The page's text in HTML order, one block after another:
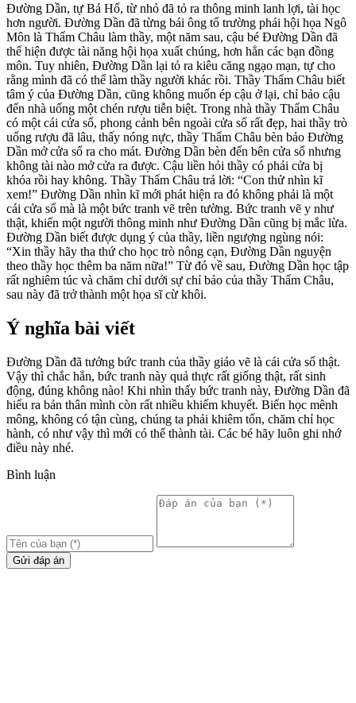
Đường Dần, tự Bá Hổ, từ nhỏ đã tỏ ra thông minh lanh lợi, tài học
hơn người. Đường Dần đã từng bái ông tổ trường phái hội họa Ngô
Môn là Thẩm Châu làm thầy, một năm sau, cậu bé Đường Dần đã
thể hiện được tài năng hội họa xuất chúng, hơn hẳn các bạn đồng
môn. Tuy nhiên, Đường Dần lại tỏ ra kiêu căng ngạo mạn, tự cho
rằng mình đã có thể làm thầy người khác rồi. Thầy Thẩm Châu biết
tâm ý của Đường Dần, cũng không muốn ép cậu ở lại, chỉ bảo cậu
đến nhà uống một chén rượu tiễn biệt. Trong nhà thầy Thẩm Châu
có một cái cửa sổ, phong cảnh bên ngoài cửa sổ rất đẹp, hai thầy trò
uống rượu đã lâu, thấy nóng nực, thầy Thẩm Châu bèn bảo Đường
Dần mở cửa sổ ra cho mát. Đường Dần bèn đến bên cửa sổ nhưng
không tài nào mở cửa ra được. Cậu liền hỏi thầy có phải cửa bị
khóa rồi hay không. Thầy Thẩm Châu trả lời: “Con thử nhìn kĩ
xem!” Đường Dần nhìn kĩ mới phát hiện ra đó không phải là một
cái cửa sổ mà là một bức tranh vẽ trên tường. Bức tranh vẽ y như
thật, khiến một người thông minh như Đường Dần cũng bị mắc lừa.
Đường Dần biết được dụng ý của thầy, liền ngượng ngùng nói:
“Xin thầy hãy tha thứ cho học trò nông cạn, Đường Dần nguyện
theo thầy học thêm ba năm nữa!” Từ đó về sau, Đường Dần học tập
rất nghiêm túc và chăm chỉ dưới sự chỉ bảo của thầy Thẩm Châu,
sau này đã trở thành một họa sĩ cừ khôi.
Ý nghĩa bài viết
Đường Dần đã tưởng bức tranh của thầy giáo vẽ là cái cửa sổ thật.
Vậy thì chắc hẳn, bức tranh này quả thực rất giống thật, rất sinh
động, đúng không nào! Khi nhìn thấy bức tranh này, Đường Dần đã
hiểu ra bản thân mình còn rất nhiều khiếm khuyết. Biển học mênh
mông, không có tận cùng, chúng ta phải khiêm tốn, chăm chỉ học
hành, có như vậy thì mới có thể thành tài. Các bé hãy luôn ghi nhớ
điều này nhé.
Bình luận
Gửi đáp án